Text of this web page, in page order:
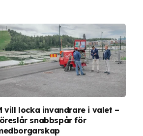
vill locka invandrare i valet –
snabbspår för